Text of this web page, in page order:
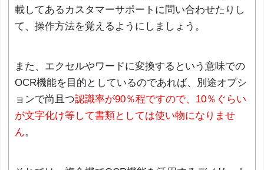
載してあるカスタマーサポートに問い合わせたりし
て、操作方法を覚えるようにしましょう。
また、エクセルやワードに変換するという意味での
OCR機能を目的としているのであれば、別途オプシ
ョンで尚且つ認識率が90％程ですので、10％ぐらい
が文字化け等して書類としては使い物になりませ
ん。